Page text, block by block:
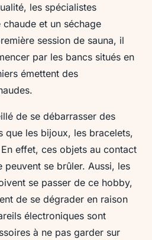
les spécialistes
et un séchage
session de sauna, il
par les bancs situés en
émettent des
de se débarrasser des
que les bijoux, les bracelets,
effet, ces objets au contact
peuvent se brûler. Aussi, les
se passer de ce hobby,
de se dégrader en raison
électroniques sont
à ne pas garder sur